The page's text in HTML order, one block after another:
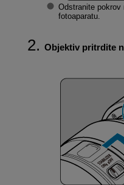
Odstranite
fotoaparatu.
Objektiv pritrdite